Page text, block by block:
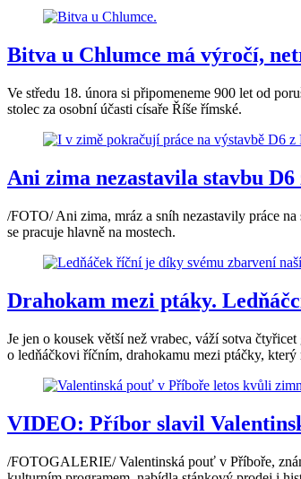
Bitva u Chlumce má výročí,
Ve středu 18. února si připomeneme 900 let od
stolec za osobní účasti císaře Říše římské.
Ani zima nezastavila stavbu
/FOTO/ Ani zima, mráz a sníh nezastavily práce
se pracuje hlavně na mostech.
Drahokam mezi ptáky.
Je jen o kousek větší než vrabec, váží sotva
o ledňáčkovi říčním, drahokamu mezi ptáčky,
VIDEO: Příbor slavil
/FOTOGALERIE/ Valentinská pouť v Příboře,